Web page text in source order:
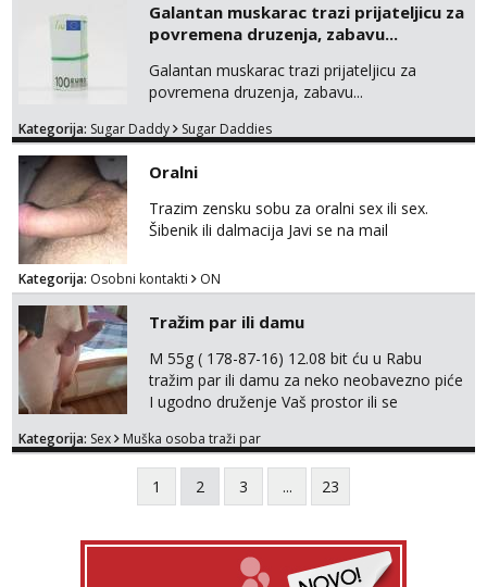
Galantan muskarac trazi prijateljicu za
povremena druzenja, zabavu...
Galantan muskarac trazi prijateljicu za
povremena druzenja, zabavu...
Kategorija: Sugar Daddy Sugar Daddies
Oralni
Trazim zensku sobu za oralni sex ili sex.
Šibenik ili dalmacija Javi se na mail
Kategorija: Osobni kontakti ON
Tražim par ili damu
M 55g ( 178-87-16) 12.08 bit ću u Rabu
tražim par ili damu za neko neobavezno piće
I ugodno druženje Vaš prostor ili se
plaži na noćno kupanje Kontakt
trata.vrh@gmail.com
Kategorija: Sex Muška osoba traži par
1 2 3 ... 23